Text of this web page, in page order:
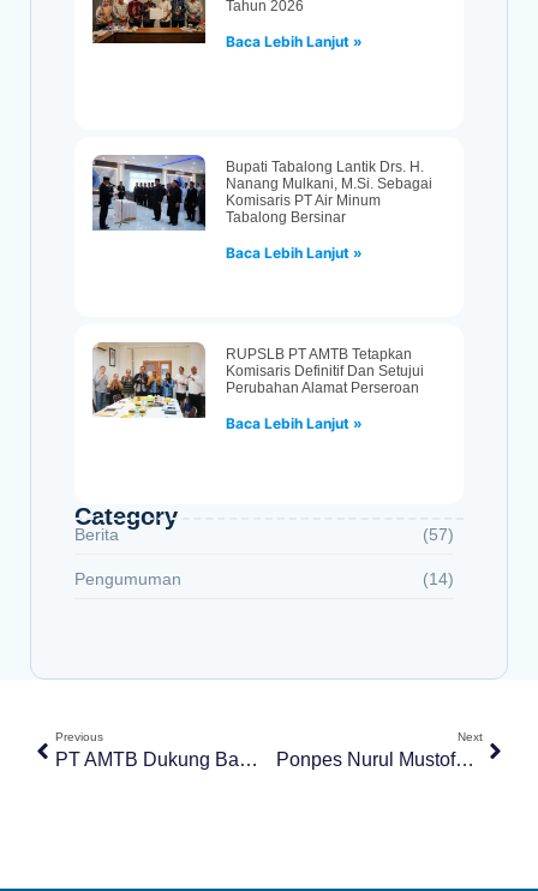
Tahun 2026
Baca Lebih Lanjut »
Bupati Tabalong Lantik Drs. H.
Nanang Mulkani, M.Si. Sebagai
Komisaris PT Air Minum
Tabalong Bersinar
Baca Lebih Lanjut »
RUPSLB PT AMTB Tetapkan
Komisaris Definitif Dan Setujui
Perubahan Alamat Perseroan
Baca Lebih Lanjut »
Category
Berita (57)
Pengumuman (14)
Previous
PT AMTB Dukung Bakti Sosial Polres Tabalong Dengan Penyaluran Air Bersih Untuk Warga Maburai
Next
Ponpes Nurul Mustofa Kunjungi IPA Belimbing PT Air Minum Tabalong Bersinar